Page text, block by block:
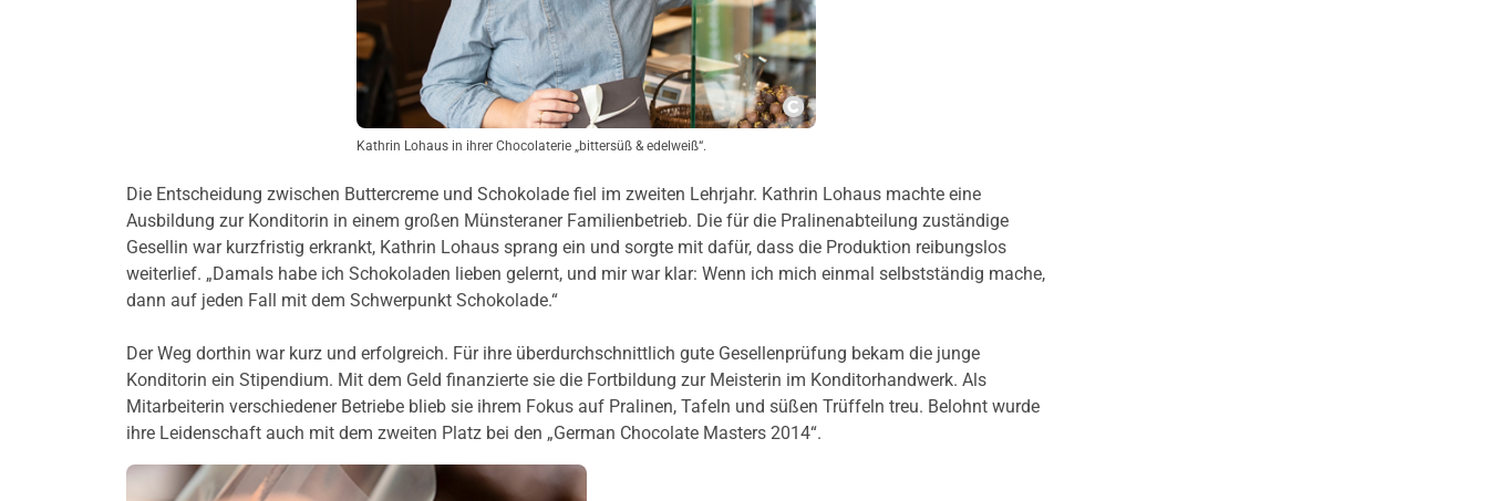
Copyright
Kathrin Lohaus in ihrer Chocolaterie „bittersüß & edelweiß“.
Die Entscheidung zwischen Buttercreme und Schokolade fiel im zweiten Lehrjahr. Kathrin Lohaus machte eine
Ausbildung zur Konditorin in einem großen Münsteraner Familienbetrieb. Die für die Pralinenabteilung zuständige
Gesellin war kurzfristig erkrankt, Kathrin Lohaus sprang ein und sorgte mit dafür, dass die Produktion reibungslos
weiterlief. „Damals habe ich Schokoladen lieben gelernt, und mir war klar: Wenn ich mich einmal selbstständig mache,
dann auf jeden Fall mit dem Schwerpunkt Schokolade.“
Der Weg dorthin war kurz und erfolgreich. Für ihre überdurchschnittlich gute Gesellenprüfung bekam die junge
Konditorin ein Stipendium. Mit dem Geld finanzierte sie die Fortbildung zur Meisterin im Konditorhandwerk. Als
Mitarbeiterin verschiedener Betriebe blieb sie ihrem Fokus auf Pralinen, Tafeln und süßen Trüffeln treu. Belohnt wurde
ihre Leidenschaft auch mit dem zweiten Platz bei den „German Chocolate Masters 2014“.